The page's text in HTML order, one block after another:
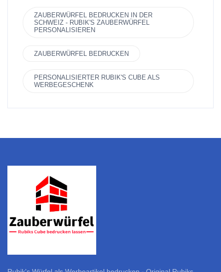
ZAUBERWÜRFEL BEDRUCKEN IN DER
SCHWEIZ - RUBIK'S ZAUBERWÜRFEL
PERSONALISIEREN
ZAUBERWÜRFEL BEDRUCKEN
PERSONALISIERTER RUBIK'S CUBE ALS
WERBEGESCHENK